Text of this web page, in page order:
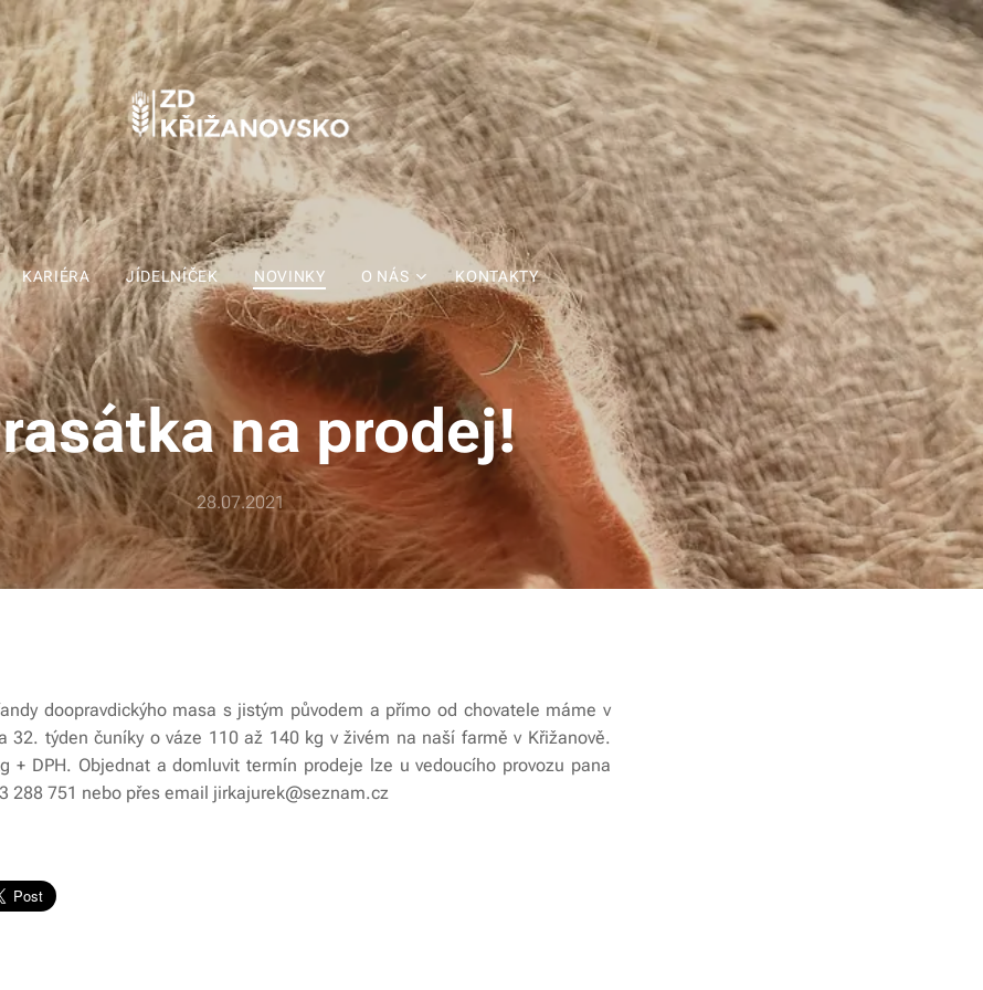
KARIÉRA JÍDELNÍČEK NOVINKY O NÁS KONTAKTY
na prodej!
28.07.2021
doopravdickýho masa s jistým původem a přímo od chovatele máme v
32. týden čuníky o váze 110 až 140 kg v živém na naší farmě v Křižanově.
+ DPH. Objednat a domluvit termín prodeje lze u vedoucího provozu pana
288 751 nebo přes email jirkajurek@seznam.cz